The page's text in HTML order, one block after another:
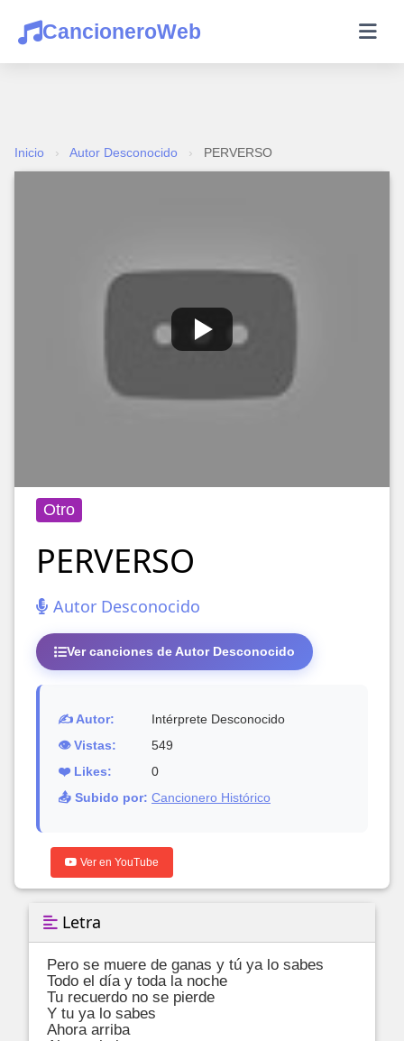
CancioneroWeb
Inicio › Autor Desconocido › PERVERSO
Otro
PERVERSO
Autor Desconocido
Ver canciones de Autor Desconocido
✍️ Autor:
Intérprete Desconocido
👁️ Vistas:
549
❤️ Likes:
0
📤 Subido por: Cancionero Histórico
Ver en YouTube
Letra
Pero se muere de ganas y tú ya lo sabes
Todo el día y toda la noche
Tu recuerdo no se pierde
Y tu ya lo sabes
Ahora arriba